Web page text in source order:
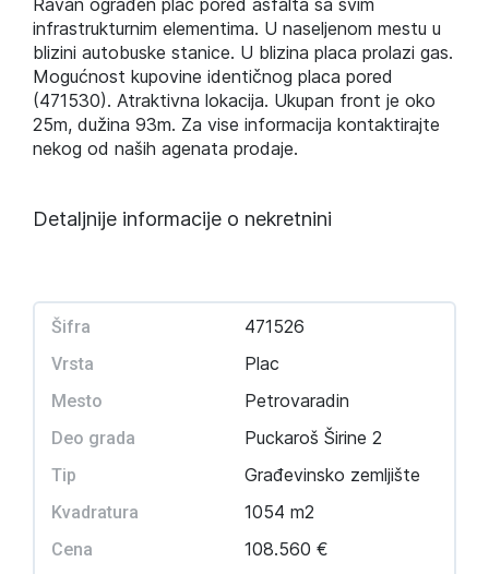
Ravan ograđen plac pored asfalta sa svim
infrastrukturnim elementima. U naseljenom mestu u
blizini autobuske stanice. U blizina placa prolazi gas.
Mogućnost kupovine identičnog placa pored
(471530). Atraktivna lokacija. Ukupan front je oko
25m, dužina 93m. Za vise informacija kontaktirajte
nekog od naših agenata prodaje.
Detaljnije informacije o nekretnini
Šifra 471526
Vrsta Plac
Mesto Petrovaradin
Deo grada Puckaroš Širine 2
Tip Građevinsko zemljište
Kvadratura 1054 m2
Cena 108.560 €